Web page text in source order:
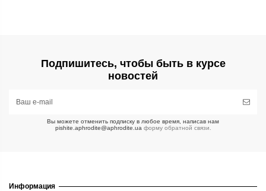
Подпишитесь, чтобы быть в курсе
новостей
Вы можете отменить подписку в любое время, написав нам
pishite.aphrodite@aphrodite.ua форму обратной связи.
Информация